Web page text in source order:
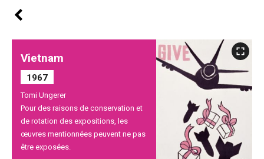
Vietnam
1967
Tomi Ungerer
Pour des raisons de conservation et
de rotation des expositions, les
œuvres mentionnées peuvent ne pas
être exposées.